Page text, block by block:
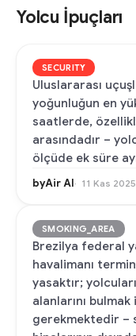
Yolcu İpuçları
SECURITY
Uluslararası
yoğunluğun en
saatlerde,
arasındadır –
ölçüde ek süre
byAir AI 11 Kas 2025
SMOKING_AREA
Brezilya federal
havalimanı
yasaktır;
alanlarını
gerekmektedir –